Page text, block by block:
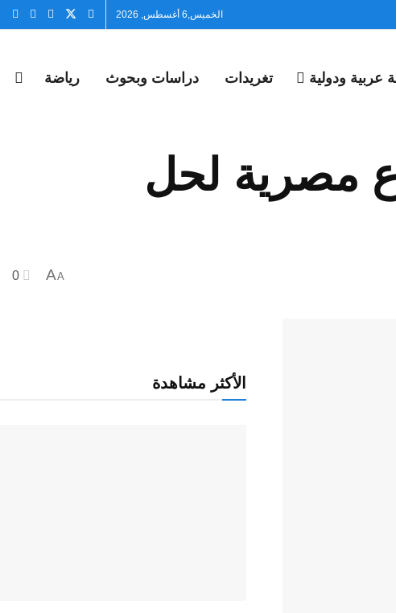
الخميس,6 أغسطس, 2026
عربية ودولية تغريدات دراسات وبحوث رياضة
مصرية لحل
A
A
الأكثر مشاهدة